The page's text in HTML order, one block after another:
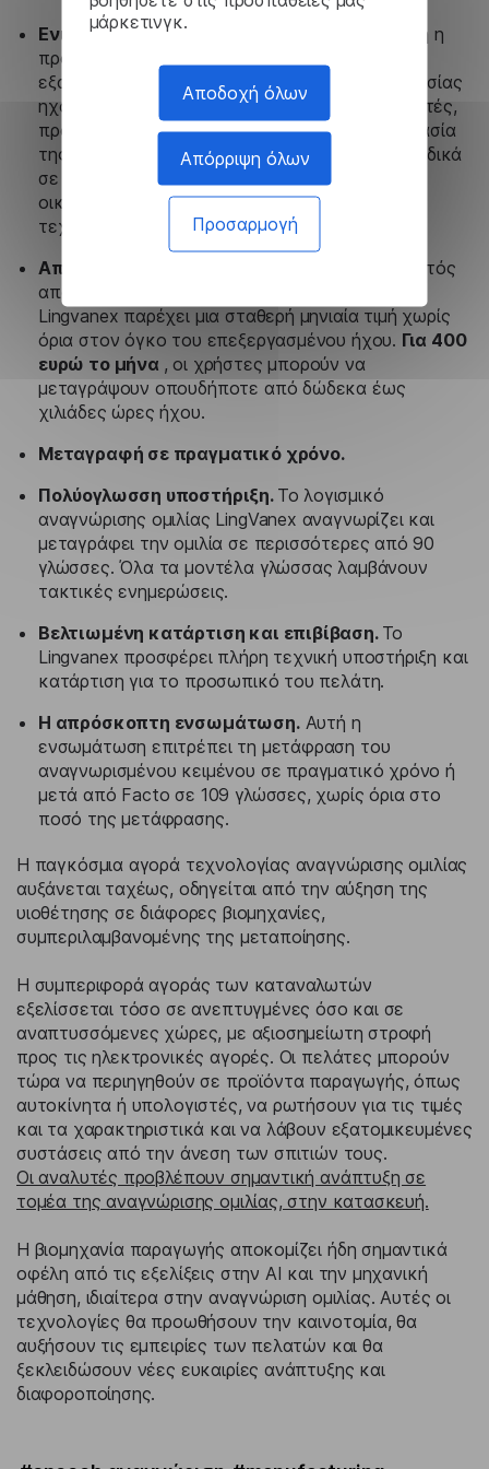
μάρκετινγκ.
Αποδοχή όλων
Απόρριψη όλων
Προσαρμογή
Ενισχυμένη ασφάλεια των δεδομένων
Αυτή η
προσέγγιση είναι εξαιρετικά ασφαλής, καθώς
εξαλείφει την ανάγκη μετάδοσης και επεξεργασίας
ηχογραφήσεων ήχου σε εξωτερικούς διακομιστές,
προστατεύοντας έτσι τις πληροφορίες. Η σημασία
της ασφάλειας δεν μπορεί να υπερεκτιμηθεί, ειδικά
σε πλαίσια που περιλαμβάνουν ιδιωτικές
οικονομικές πληροφορίες και τεχνικές
τεχνογνωσία.
Απεριόριστες δυνατότητες μεταγραφής
Εκτός
από την εξασφάλιση πλήρους ασφάλειας, το
Lingvanex παρέχει μια σταθερή μηνιαία τιμή χωρίς
όρια στον όγκο του επεξεργασμένου ήχου. Για 400
ευρώ το μήνα , οι χρήστες μπορούν να
μεταγράψουν οπουδήποτε από δώδεκα έως
χιλιάδες ώρες ήχου.
Μεταγραφή σε πραγματικό χρόνο.
Πολύογλωσση υποστήριξη. Το λογισμικό
αναγνώρισης ομιλίας LingVanex αναγνωρίζει και
μεταγράφει την ομιλία σε περισσότερες από 90
γλώσσες. Όλα τα μοντέλα γλώσσας λαμβάνουν
τακτικές ενημερώσεις.
Βελτιωμένη κατάρτιση και επιβίβαση. Το
Lingvanex προσφέρει πλήρη τεχνική υποστήριξη και
κατάρτιση για το προσωπικό του πελάτη.
Η απρόσκοπτη ενσωμάτωση.Αυτή η
ενσωμάτωση επιτρέπει τη μετάφραση του
αναγνωρισμένου κειμένου σε πραγματικό χρόνο ή
μετά από Facto σε 109 γλώσσες, χωρίς όρια στο
ποσό της μετάφρασης.
Η παγκόσμια αγορά τεχνολογίας αναγνώρισης ομιλίας
αυξάνεται ταχέως, οδηγείται από την αύξηση της
υιοθέτησης σε διάφορες βιομηχανίες,
συμπεριλαμβανομένης της μεταποίησης.
Η συμπεριφορά αγοράς των καταναλωτών
εξελίσσεται τόσο σε ανεπτυγμένες όσο και σε
αναπτυσσόμενες χώρες, με αξιοσημείωτη στροφή
προς τις ηλεκτρονικές αγορές. Οι πελάτες μπορούν
τώρα να περιηγηθούν σε προϊόντα παραγωγής, όπως
αυτοκίνητα ή υπολογιστές, να ρωτήσουν για τις τιμές
και τα χαρακτηριστικά και να λάβουν εξατομικευμένες
συστάσεις από την άνεση των σπιτιών τους.
Οι αναλυτές προβλέπουν σημαντική ανάπτυξη σε
τομέα της αναγνώρισης ομιλίας, στην κατασκευή.
Η βιομηχανία παραγωγής αποκομίζει ήδη σημαντικά
οφέλη από τις εξελίξεις στην AI και την μηχανική
μάθηση, ιδιαίτερα στην αναγνώριση ομιλίας. Αυτές οι
τεχνολογίες θα προωθήσουν την καινοτομία, θα
αυξήσουν τις εμπειρίες των πελατών και θα
ξεκλειδώσουν νέες ευκαιρίες ανάπτυξης και
διαφοροποίησης.